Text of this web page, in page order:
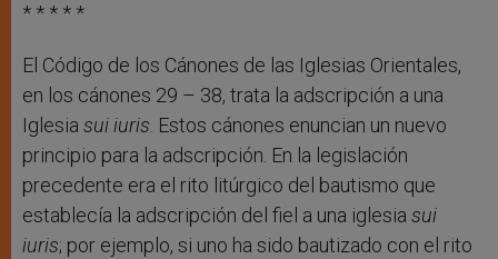
* * * * *
El Código de los Cánones de las Iglesias Orientales,
en los cánones 29 – 38, trata la adscripción a una
Iglesia sui iuris. Estos cánones enuncian un nuevo
principio para la adscripción. En la legislación
precedente era el rito litúrgico del bautismo que
establecía la adscripción del fiel a una iglesia sui
iuris; por ejemplo, si uno ha sido bautizado con el rito